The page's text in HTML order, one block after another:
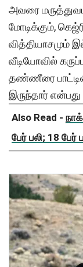
அவரை
மோடிக்கும்,
வித்தியாசமும்
வீடியோவில்
தண்ணீரை
இருந்தார் என்பது
Also Read -
பேர் பலி; 18 பேர்